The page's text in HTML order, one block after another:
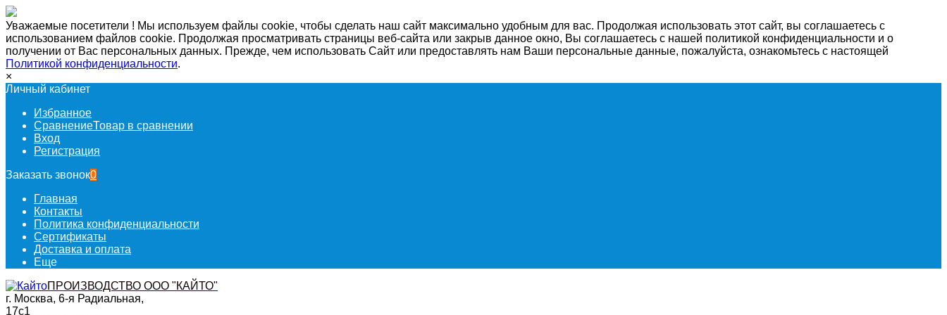
Уважаемые посетители ! Мы используем файлы cookie, чтобы сделать наш сайт максимально удобным для вас. Продолжая использовать этот сайт, вы соглашаетесь с
использованием файлов cookie. Продолжая просматривать страницы веб-сайта или закрыв данное окно, Вы соглашаетесь с нашей политикой конфиденциальности и о
получении от Вас персональных данных. Прежде, чем использовать Сайт или предоставлять нам Ваши персональные данные, пожалуйста, ознакомьтесь с настоящей
Политикой конфиденциальности.
×
Личный кабинет
Избранное
СравнениеТовар в сравнении
Вход
Регистрация
Заказать звонок0
Главная
Контакты
Политика конфиденциальности
Сертификаты
Доставка и оплата
Еще
ПРОИЗВОДСТВО ООО "КАЙТО"
г. Москва, 6-я Радиальная,
17с1